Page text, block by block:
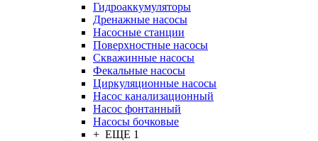
Гидроаккумуляторы
Дренажные насосы
Насосные станции
Поверхностные насосы
Скважинные насосы
Фекальные насосы
Циркуляционные насосы
Насос канализационный
Насос фонтанный
Насосы бочковые
+ ЕЩЕ 1